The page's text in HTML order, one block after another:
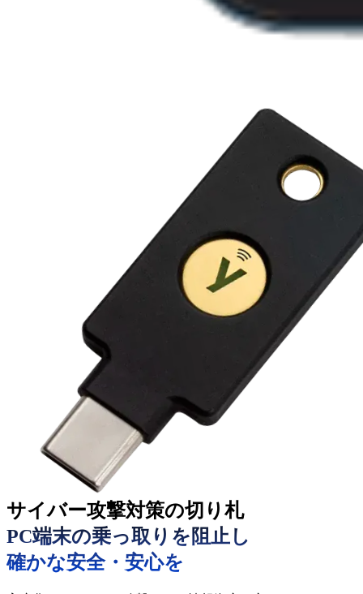
サイバー攻撃対策の切り札
PC端末の乗っ取りを阻止し
確かな安全・安心を